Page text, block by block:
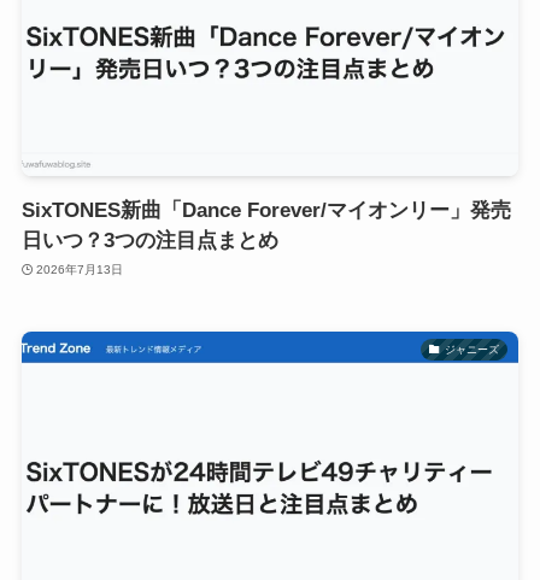
SixTONES新曲「Dance Forever/マイオンリー」発売
日いつ？3つの注目点まとめ
2026年7月13日
ジャニーズ